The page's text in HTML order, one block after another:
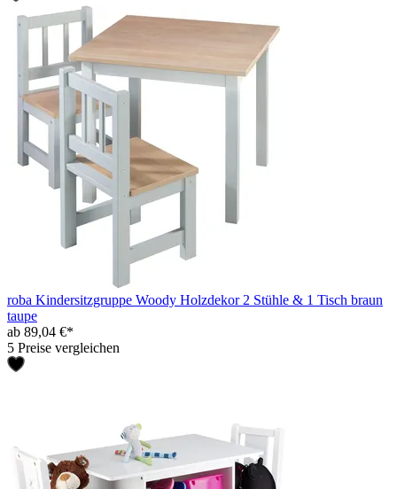
roba Kindersitzgruppe Woody Holzdekor 2 Stühle & 1 Tisch braun
taupe
ab 89,04 €*
5 Preise vergleichen